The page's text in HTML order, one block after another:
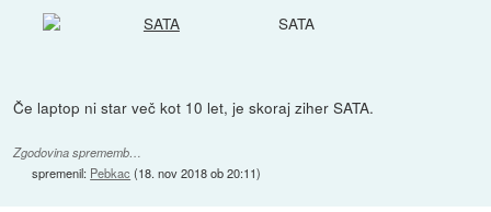
SATA
Če laptop ni star več kot 10 let, je skoraj ziher SATA.
Zgodovina sprememb…
spremenil: Pebkac (18. nov 2018 ob 20:11)